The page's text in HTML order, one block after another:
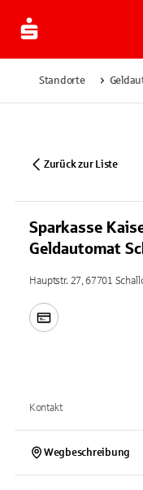
Standorte
Zurück zur Liste
Sparkasse
Geldautomat
Hauptstr. 27, 67701
Kontakt
Wegbeschreibung